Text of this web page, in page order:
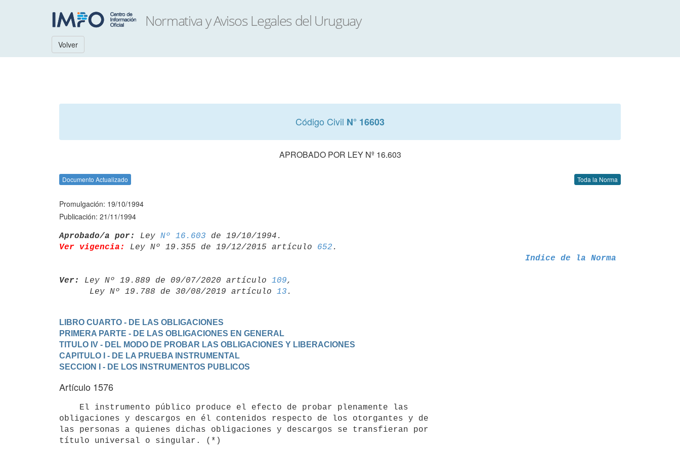
Volver
Código Civil N° 16603
APROBADO POR LEY Nº 16.603
Documento Actualizado Toda la Norma
Promulgación: 19/10/1994
Publicación: 21/11/1994
Aprobado/a por: Ley Nº 16.603
Ver vigencia:
Ley Nº 19.355 de 19/12/2015 artículo 652
Indice de la Norma
Ver: Ley Nº 19.889 de 09/07/2020 artículo 109,
      Ley Nº 19.788 de 30/08/2019 artículo
13
LIBRO CUARTO - DE LAS OBLIGACIONES
PRIMERA PARTE - DE LAS OBLIGACIONES EN GENERAL
TITULO IV - DEL MODO DE PROBAR LAS OBLIGACIONES Y LIBERACIONES
CAPITULO I - DE LA PRUEBA INSTRUMENTAL
SECCION I - DE LOS INSTRUMENTOS PUBLICOS
Artículo 1576
obligaciones y descargos en él contenidos respecto de los otorgantes y de
las personas a quienes dichas obligaciones y descargos se transfieran por